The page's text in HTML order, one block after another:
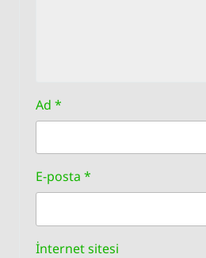
Ad *
E-posta *
İnternet sitesi